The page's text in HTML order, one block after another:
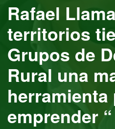
Rafael
territorios
Grupos de
Rural una
herramienta
emprender “